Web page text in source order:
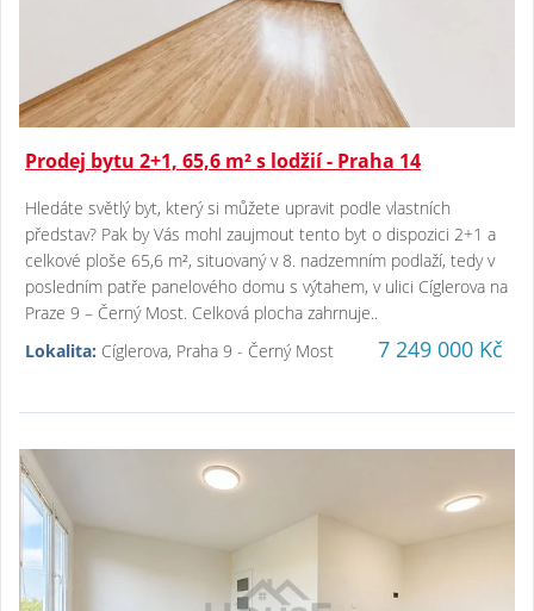
Prodej bytu 2+1, 65,6 m² s lodžií - Praha 14
Hledáte světlý byt, který si můžete upravit podle vlastních
představ? Pak by Vás mohl zaujmout tento byt o dispozici 2+1 a
celkové ploše 65,6 m², situovaný v 8. nadzemním podlaží, tedy v
posledním patře panelového domu s výtahem, v ulici Cíglerova na
Praze 9 – Černý Most. Celková plocha zahrnuje..
Lokalita: Cíglerova, Praha 9 - Černý Most 7 249 000 Kč